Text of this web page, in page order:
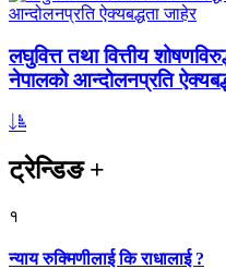
लघुवित्त तथा वित्तीय
नेपालको आन्दोलनप्रति
ट्रेन्डिङ+
१
न्याय रुक्मिणीलाई कि राधालाई ?